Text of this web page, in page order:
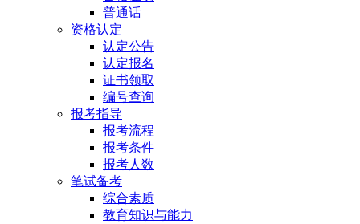
普通话
资格认定
认定公告
认定报名
证书领取
编号查询
报考指导
报考流程
报考条件
报考人数
笔试备考
综合素质
教育知识与能力